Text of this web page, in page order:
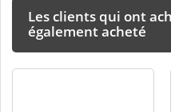
Les clients qui ont
également acheté